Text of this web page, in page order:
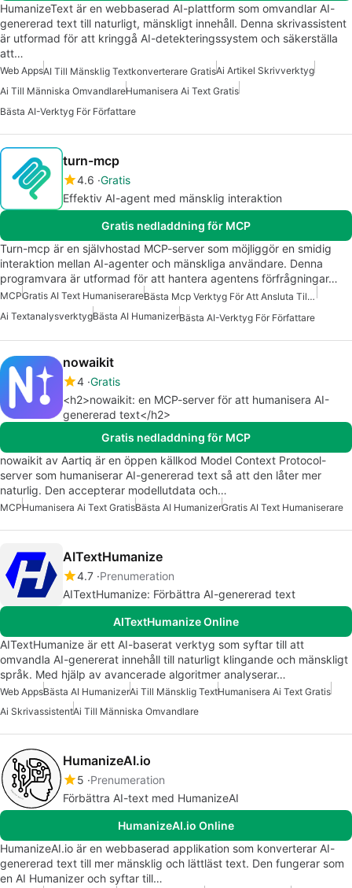
HumanizeText är en webbaserad AI-plattform som omvandlar AI-
genererad text till naturligt, mänskligt innehåll. Denna skrivassistent
är utformad för att kringgå AI-detekteringssystem och säkerställa
att…
Web AppsAI Till Mänsklig Textkonverterare GratisAi Artikel Skrivverktyg
Ai Till Människa OmvandlareHumanisera Ai Text Gratis
Bästa AI-Verktyg För Författare
turn-mcp
4.6 Gratis
Effektiv AI-agent med mänsklig interaktion
Gratis nedladdning för MCP
Turn-mcp är en självhostad MCP-server som möjliggör en smidig
interaktion mellan AI-agenter och mänskliga användare. Denna
programvara är utformad för att hantera agentens förfrågningar…
MCPGratis AI Text Humaniserare
Bästa Mcp Verktyg För Att Ansluta Till Data
Ai TextanalysverktygBästa AI HumanizerBästa AI-Verktyg För Författare
nowaikit
4 Gratis
<h2>nowaikit: en MCP-server för att humanisera AI-
genererad text</h2>
Gratis nedladdning för MCP
nowaikit av Aartiq är en öppen källkod Model Context Protocol-
server som humaniserar AI-genererad text så att den låter mer
naturlig. Den accepterar modellutdata och…
MCPHumanisera Ai Text GratisBästa AI HumanizerGratis AI Text Humaniserare
AITextHumanize
4.7 Prenumeration
AITextHumanize: Förbättra AI-genererad text
AITextHumanize Online
AITextHumanize är ett AI-baserat verktyg som syftar till att
omvandla AI-genererat innehåll till naturligt klingande och mänskligt
språk. Med hjälp av avancerade algoritmer analyserar…
Web AppsBästa AI HumanizerAi Till Mänsklig TextHumanisera Ai Text Gratis
Ai SkrivassistentAi Till Människa Omvandlare
HumanizeAI.io
5 Prenumeration
Förbättra AI-text med HumanizeAI
HumanizeAI.io Online
HumanizeAI.io är en webbaserad applikation som konverterar AI-
genererad text till mer mänsklig och lättläst text. Den fungerar som
en AI Humanizer och syftar till…